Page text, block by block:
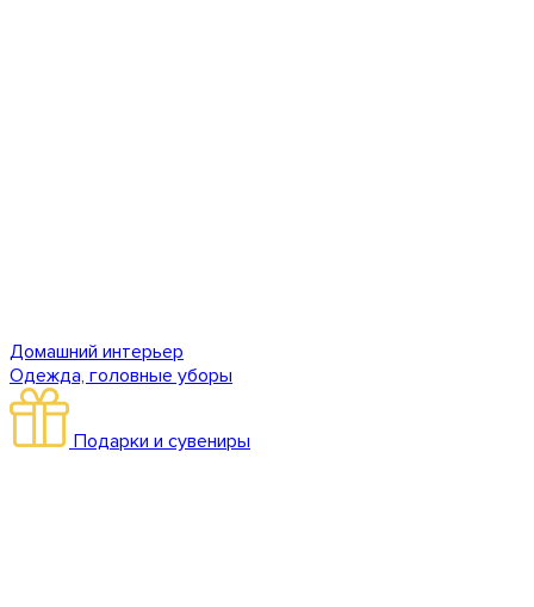
Домашний интерьер
Одежда, головные уборы
Подарки и сувениры